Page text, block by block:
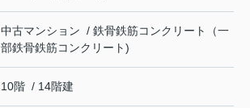
中古マンション / 鉄骨鉄筋コンクリート（一
部鉄骨鉄筋コンクリート)
10階 / 14階建